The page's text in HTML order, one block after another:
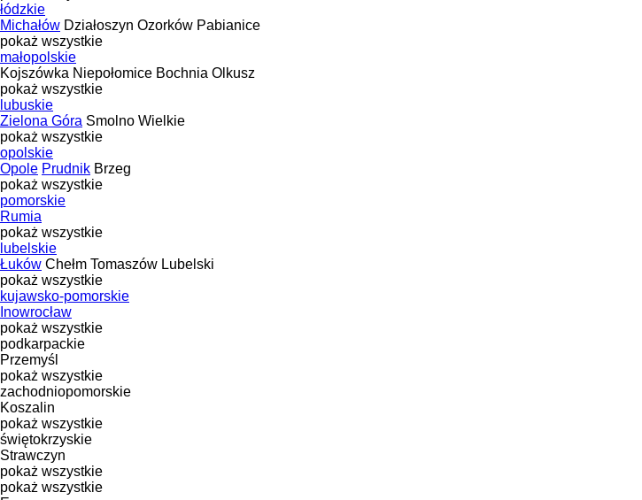
łódzkie
Michałów Działoszyn Ozorków Pabianice
pokaż wszystkie
małopolskie
Kojszówka Niepołomice Bochnia Olkusz
pokaż wszystkie
lubuskie
Zielona Góra Smolno Wielkie
pokaż wszystkie
opolskie
Opole Prudnik Brzeg
pokaż wszystkie
pomorskie
Rumia
pokaż wszystkie
lubelskie
Łuków Chełm Tomaszów Lubelski
pokaż wszystkie
kujawsko-pomorskie
Inowrocław
pokaż wszystkie
podkarpackie
Przemyśl
pokaż wszystkie
zachodniopomorskie
Koszalin
pokaż wszystkie
świętokrzyskie
Strawczyn
pokaż wszystkie
pokaż wszystkie